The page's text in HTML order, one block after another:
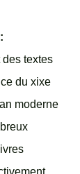
des textes
du xixe
moderne